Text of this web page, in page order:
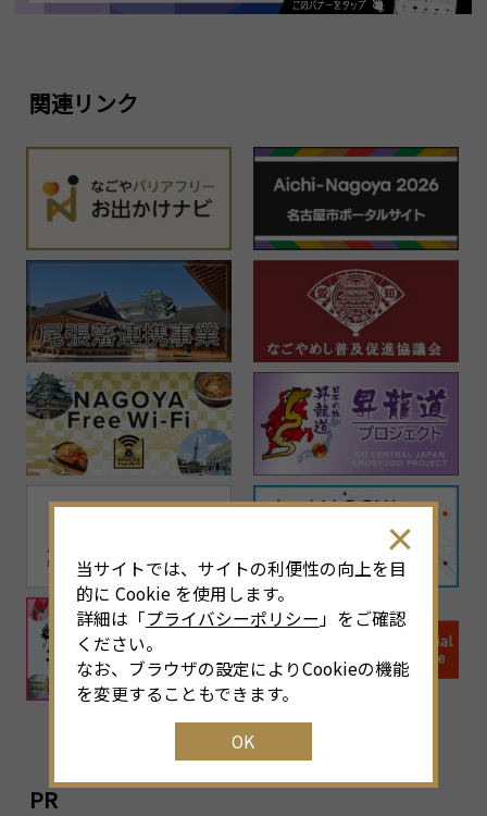
関連リンク
PR
当サイトでは、サイトの利便性の向上を目
的に Cookie を使用します。
詳細は「プライバシーポリシー 」をご確認
ください。
なお、ブラウザの設定によりCookieの機能
を変更することもできます。
OK